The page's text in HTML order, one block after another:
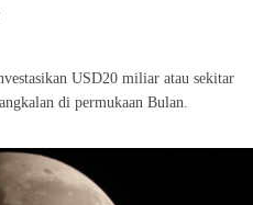
USD20 miliar atau sekitar
di permukaan Bulan.